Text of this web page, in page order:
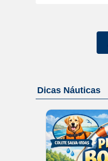
Dicas Náuticas